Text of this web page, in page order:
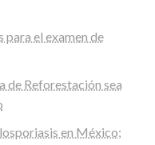
para el examen de
de Reforestación sea
en México;